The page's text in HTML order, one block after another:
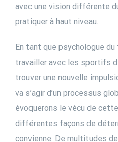
avec une vision différente
pratiquer à haut niveau.
En tant que psychologue
travailler avec les sportifs
trouver une nouvelle
va s’agir d’un processus
évoquerons le vécu de
différentes façons de
convienne. De multitudes